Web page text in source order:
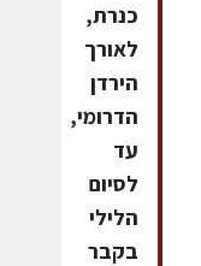
כנרת,
לאורך
הירדן
הדרומי,
עד
לסיום
הלילי
בקבר